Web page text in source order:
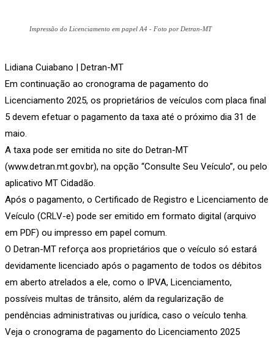
Impressão do Licenciamento em papel A4 - Foto por Detran-MT
Lidiana Cuiabano | Detran-MT
Em continuação ao cronograma de pagamento do
Licenciamento 2025, os proprietários de veículos com placa final
5 devem efetuar o pagamento da taxa até o próximo dia 31 de
maio.
A taxa pode ser emitida no site do Detran-MT
(www.detran.mt.gov.br), na opção “Consulte Seu Veículo”, ou pelo
aplicativo MT Cidadão.
Após o pagamento, o Certificado de Registro e Licenciamento de
Veículo (CRLV-e) pode ser emitido em formato digital (arquivo
em PDF) ou impresso em papel comum.
O Detran-MT reforça aos proprietários que o veículo só estará
devidamente licenciado após o pagamento de todos os débitos
em aberto atrelados a ele, como o IPVA, Licenciamento,
possíveis multas de trânsito, além da regularização de
pendências administrativas ou jurídica, caso o veículo tenha.
Veja o cronograma de pagamento do Licenciamento 2025